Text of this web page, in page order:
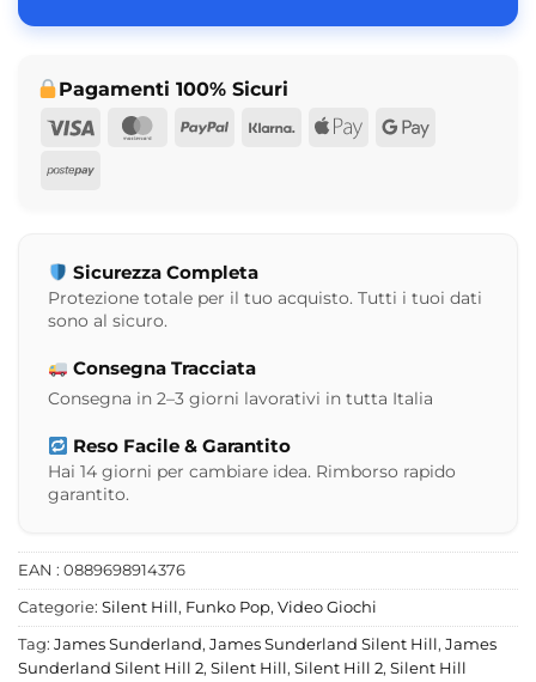
Pagamenti 100% Sicuri
Visa
MasterCard
PayPalKlarna Apple Google
Postepay
Sicurezza Completa
Protezione totale per il tuo acquisto. Tutti i tuoi dati
sono al sicuro.
Consegna Tracciata
Consegna in 2–3 giorni lavorativi in tutta Italia
Reso Facile & Garantito
Hai 14 giorni per cambiare idea. Rimborso rapido
garantito.
EAN : 0889698914376
Categorie: Silent Hill, Funko Pop, Video Giochi
Tag: James Sunderland, James Sunderland Silent Hill, James
Sunderland Silent Hill 2, Silent Hill, Silent Hill 2, Silent Hill